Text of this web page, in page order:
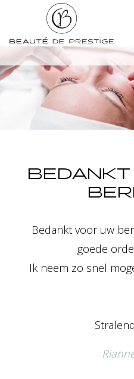
Bedankt voor uw
goede
Ik neem zo snel